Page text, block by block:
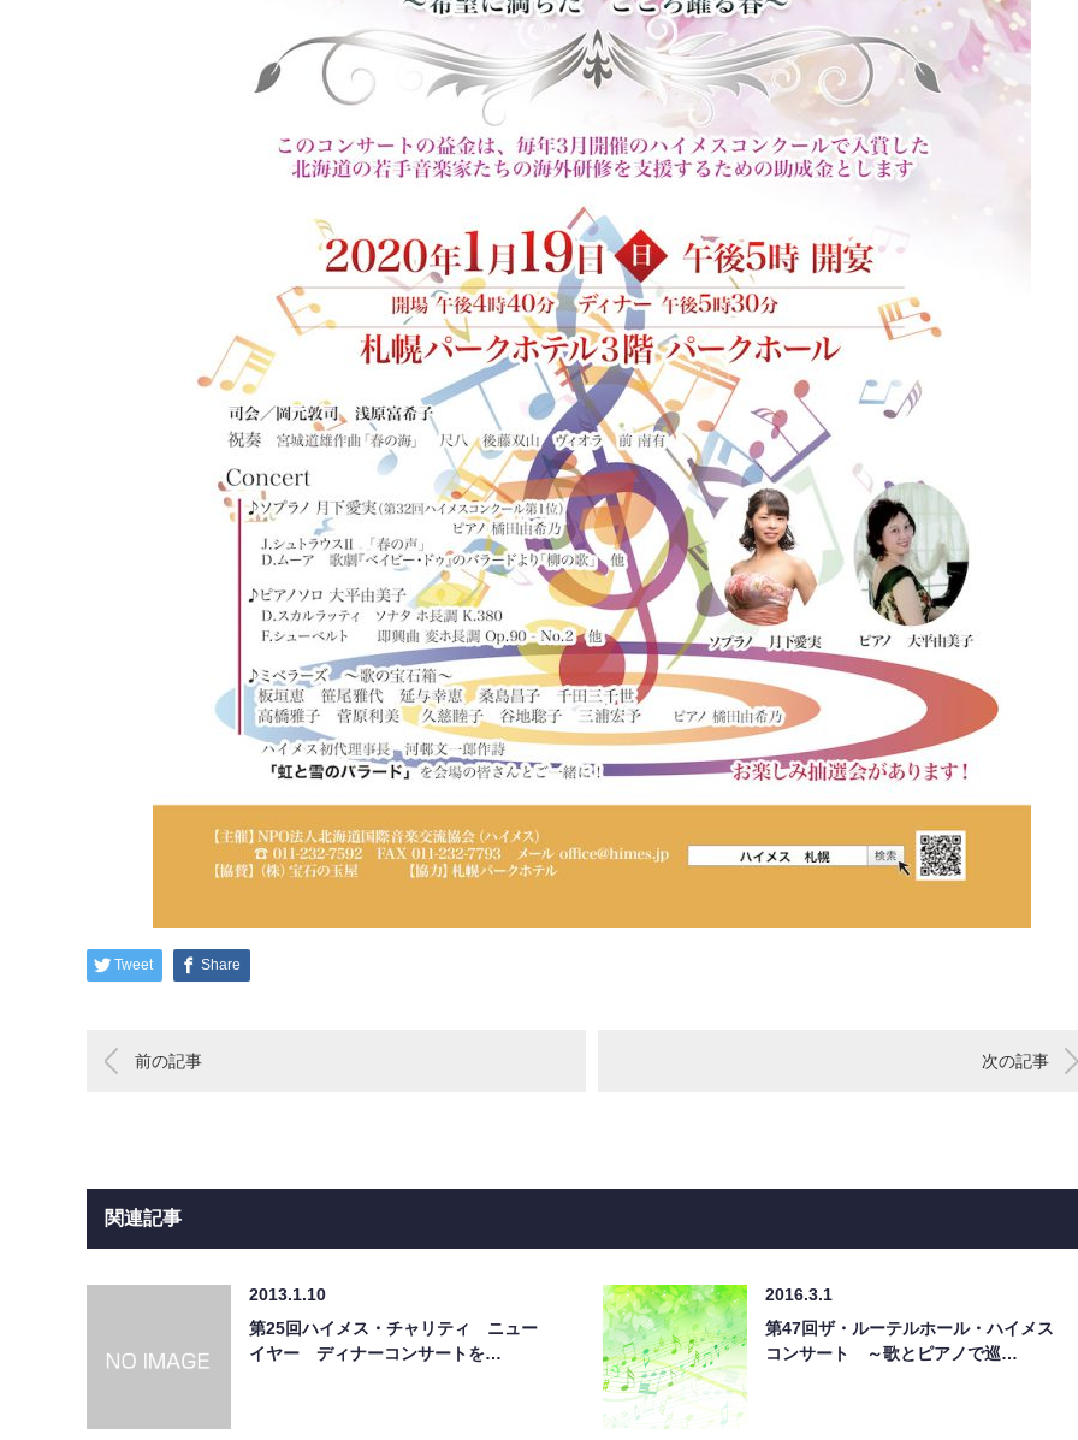
Tweet Share
前の記事 次の記事
関連記事
2013.1.10
第25回ハイメス・チャリティ ニュー
イヤー ディナーコンサートを…
2016.3.1
第47回ザ・ルーテルホール・ハイメス
コンサート ～歌とピアノで巡…